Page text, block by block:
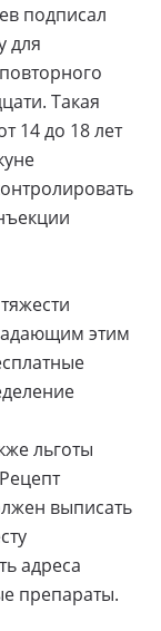
подписал
для
Такая
14 до 18 лет
этим
льготы
выписать
адреса
препараты.